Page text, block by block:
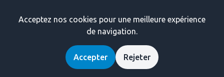
Acceptez nos cookies pour une meilleure expérience
de navigation.
Accepter Rejeter